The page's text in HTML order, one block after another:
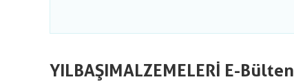
YILBAŞIMALZEMELERİ E-Bülten